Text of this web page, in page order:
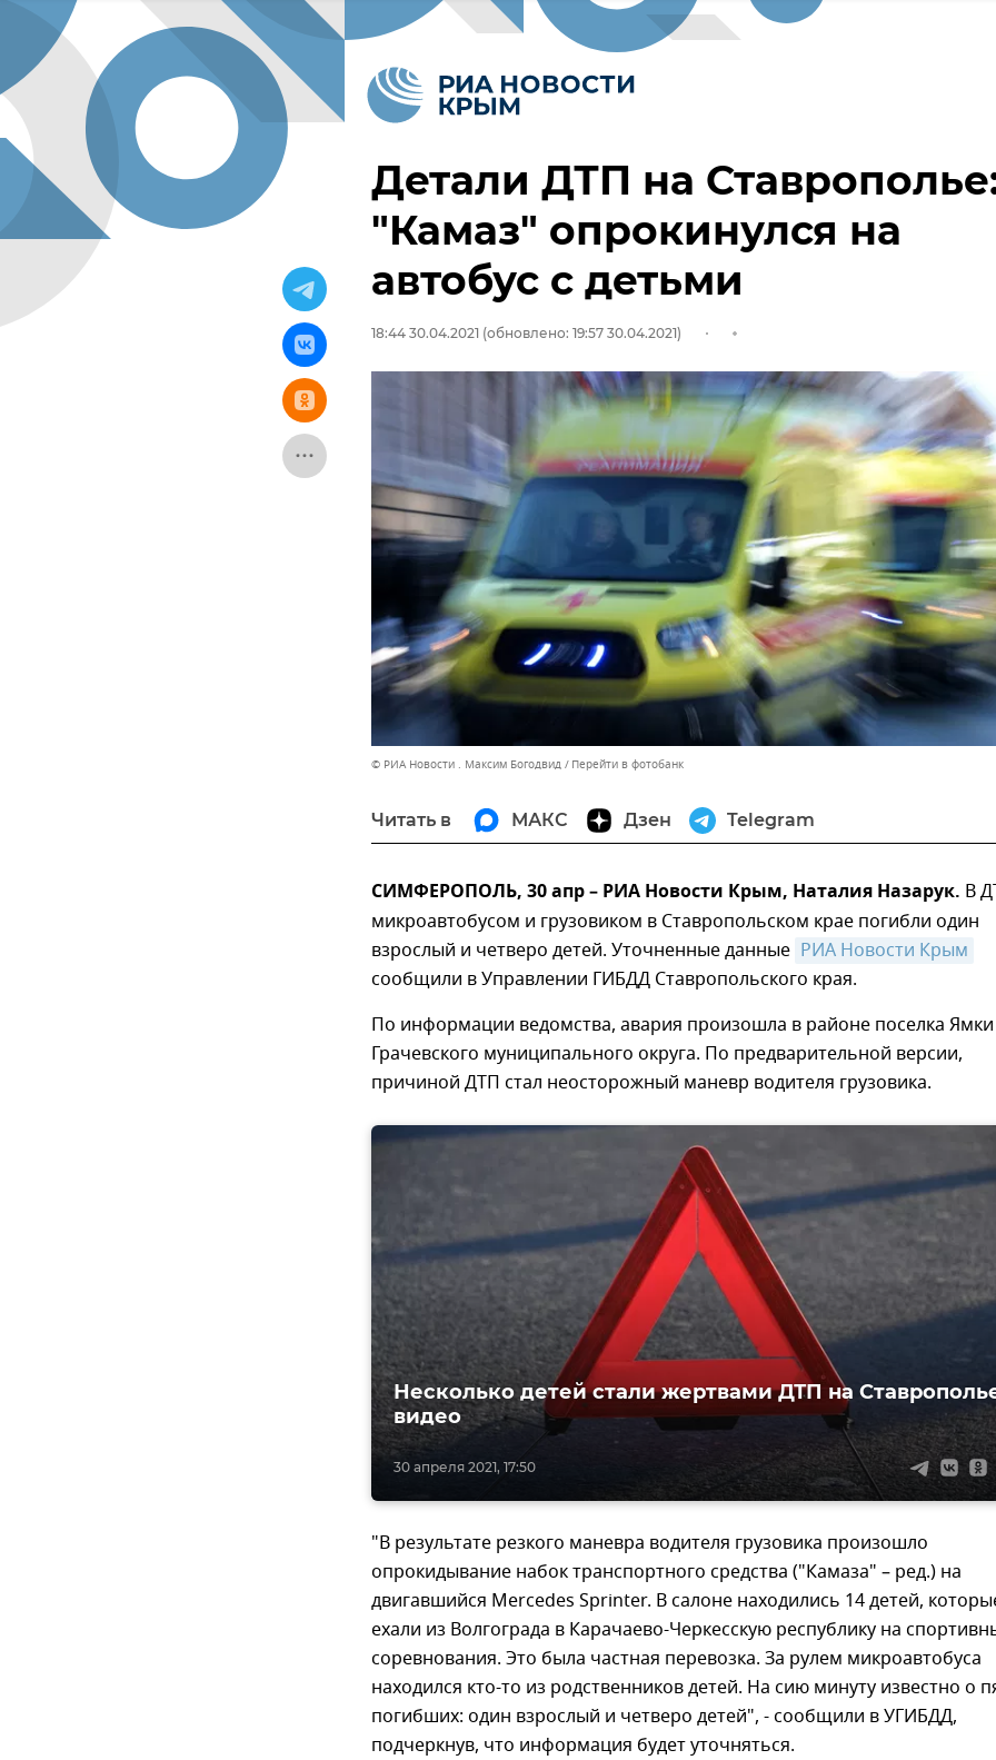
Детали ДТП на
"Камаз" опрокинулся на
автобус с детьми
18:44 30.04.2021 (обновлено: 19:57 30.04.2021)
© РИА Новости . Максим Богодвид Перейти в фотобанк
Читать в МАКС Дзен Telegram
СИМФЕРОПОЛЬ, 30 апр – РИА Новости Крым, Наталия Назарук. В
микроавтобусом и грузовиком в Ставропольском крае погибли один
взрослый и четверо детей. Уточненные данные РИА Новости Крым
сообщили в Управлении ГИБДД Ставропольского края.
По информации ведомства, авария произошла в районе поселка Ямки
Грачевского муниципального округа. По предварительной версии,
причиной ДТП стал неосторожный маневр водителя грузовика.
30 апреля 2021, 17:50
Несколько детей стали жертвами ДТП на
видео
"В результате резкого маневра водителя грузовика произошло
опрокидывание набок транспортного средства ("Камаза" – ред.) на
двигавшийся Mercedes Sprinter. В салоне находились 14 детей,
ехали из Волгограда в Карачаево-Черкесскую республику на
соревнования. Это была частная перевозка. За рулем микроавтобуса
находился кто-то из родственников детей. На сию минуту известно о
погибших: один взрослый и четверо детей", - сообщили в УГИБДД,
подчеркнув, что информация будет уточняться.